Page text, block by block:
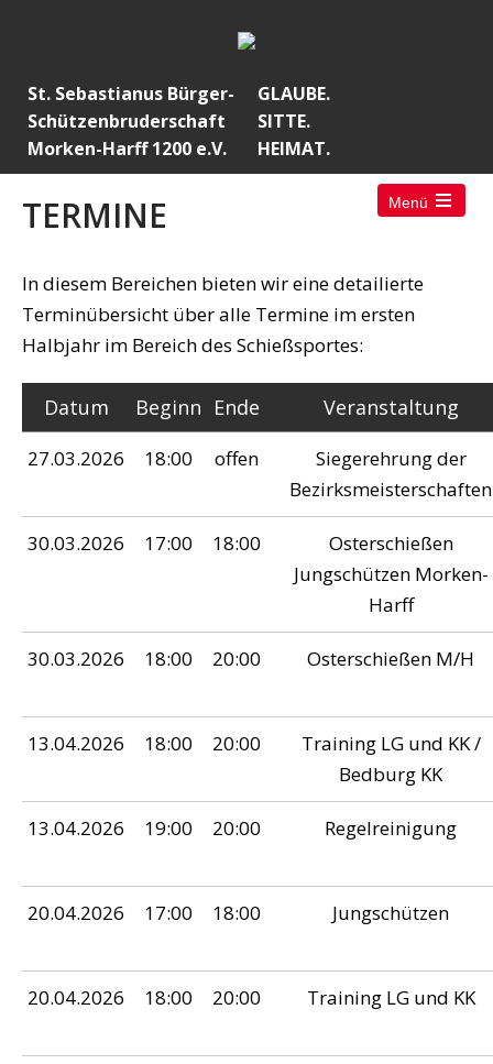
St. Sebastianus Bürger-
Schützenbruderschaft
Morken-Harff 1200 e.V.
GLAUBE.
SITTE.
HEIMAT.
Menü
Open
TERMINE
In diesem Bereichen bieten wir eine detailierte
Terminübersicht über alle Termine im ersten
Halbjahr im Bereich des Schießsportes:
Datum Beginn Ende Veranstaltung
27.03.2026 18:00 offen
Siegerehrung der
Bezirksmeisterschaften
30.03.2026 17:00 18:00
Osterschießen
Jungschützen Morken-
Harff
30.03.2026 18:00 20:00 Osterschießen M/H
13.04.2026 18:00 20:00
Training LG und KK /
Bedburg KK
13.04.2026 19:00 20:00 Regelreinigung
20.04.2026 17:00 18:00 Jungschützen
20.04.2026 18:00 20:00 Training LG und KK